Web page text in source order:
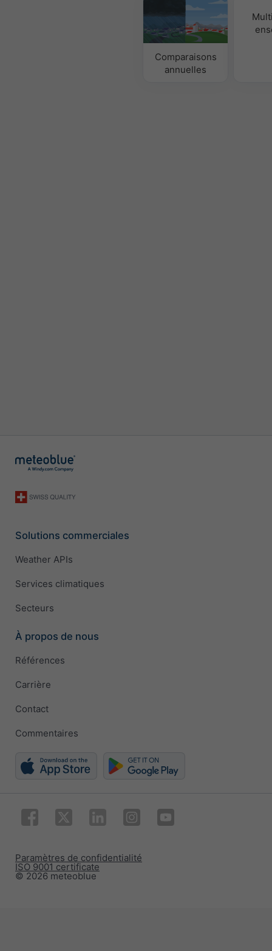
Comparaisons
annuelles
Solutions commerciales
Weather APIs
Services climatiques
Secteurs
À propos de nous
Références
Carrière
Contact
Commentaires
© 2026 meteoblue
ISO 9001 certificate
Paramètres de confidentialité